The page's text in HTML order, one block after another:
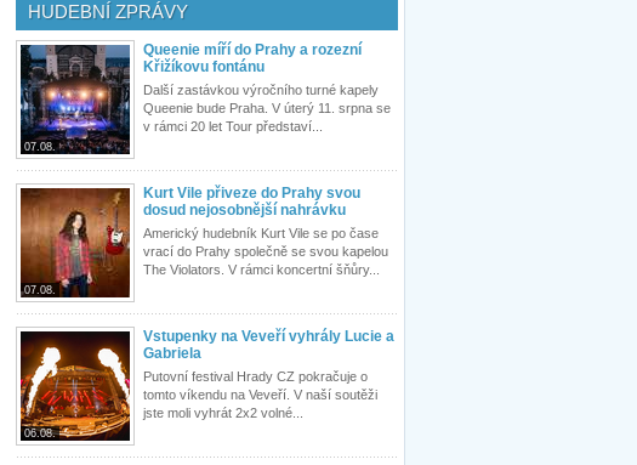
HUDEBNÍ ZPRÁVY
07.08.
Queenie míří do Prahy a rozezní
Křižíkovu fontánu
Další zastávkou výročního turné kapely
Queenie bude Praha. V úterý 11. srpna se
v rámci 20 let Tour představí...
07.08.
Kurt Vile přiveze do Prahy svou
dosud nejosobnější nahrávku
Americký hudebník Kurt Vile se po čase
vrací do Prahy společně se svou kapelou
The Violators. V rámci koncertní šňůry...
06.08.
Vstupenky na Veveří vyhrály Lucie a
Gabriela
Putovní festival Hrady CZ pokračuje o
tomto víkendu na Veveří. V naší soutěži
jste moli vyhrát 2x2 volné...